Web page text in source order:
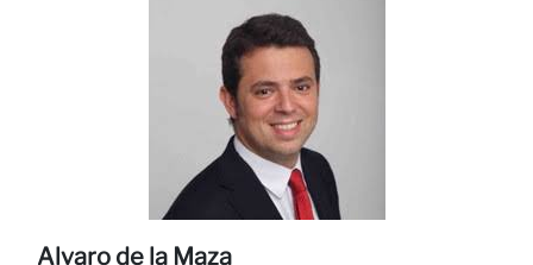
Alvaro de la Maza